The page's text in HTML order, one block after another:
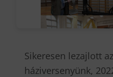
Sikeresen lezajlott
háziversenyünk,